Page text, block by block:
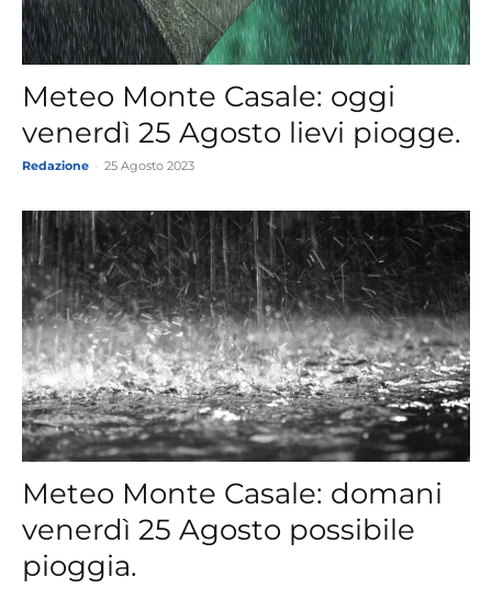
Meteo Monte Casale: oggi
venerdì 25 Agosto lievi piogge.
Redazione 25 Agosto 2023
Meteo Monte Casale: domani
venerdì 25 Agosto possibile
pioggia.